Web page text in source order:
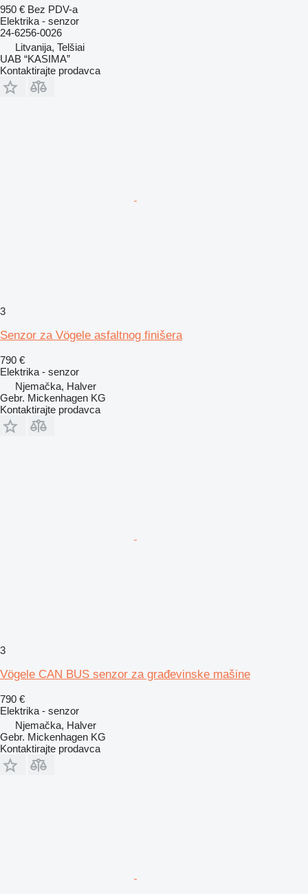
950 € Bez PDV-a
Elektrika - senzor
24-6256-0026
Litvanija, Telšiai
UAB “KASIMA”
Kontaktirajte prodavca
3
Senzor za Vögele asfaltnog finišera
790 €
Elektrika - senzor
Njemačka, Halver
Gebr. Mickenhagen KG
Kontaktirajte prodavca
3
Vögele CAN BUS senzor za građevinske mašine
790 €
Elektrika - senzor
Njemačka, Halver
Gebr. Mickenhagen KG
Kontaktirajte prodavca